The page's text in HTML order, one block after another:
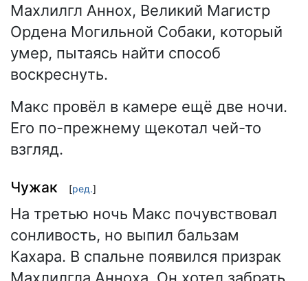
Махлилгл Аннох, Великий Магистр
Ордена Могильной Собаки, который
умер, пытаясь найти способ
воскреснуть.
Макс провёл в камере ещё две ночи.
Его по-прежнему щекотал чей-то
взгляд.
Чужак [ред.]
На третью ночь Макс почувствовал
сонливость, но выпил бальзам
Кахара. В спальне появился призрак